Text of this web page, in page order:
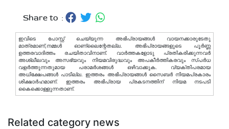
Share to :
ഇവിടെ പോസ്റ്റ് ചെയ്യുന്ന അഭിപ്രായങ്ങള്‍ വായനക്കാരുടേതു
മാത്രമാണ്,നമ്മൾ ഓണ്ലൈന്റേതല്ല. അഭിപ്രായങ്ങളുടെ പൂർണ്ണ
ഉത്തരവാദിത്തം രചയിതാവിനാണ്. വാര്‍ത്തകളോടു പ്രതികരിക്കുന്നവര്‍
അശ്ലീലവും അസഭ്യവും നിയമവിരുദ്ധവും അപകീര്‍ത്തികരവും സ്പര്‍ധ
വളര്‍ത്തുന്നതുമായ പരാമര്‍ശങ്ങള്‍ ഒഴിവാക്കുക. വ്യക്തിപരമായ
അധിക്ഷേപങ്ങള്‍ പാടില്ല. ഇത്തരം അഭിപ്രായങ്ങള്‍ സൈബര്‍ നിയമപ്രകാരം
ശിക്ഷാര്‍ഹമാണ്. ഇത്തരം അഭിപ്രായ പ്രകടനത്തിന് നിയമ നടപടി
കൈക്കൊള്ളുന്നതാണ്.
Related category news